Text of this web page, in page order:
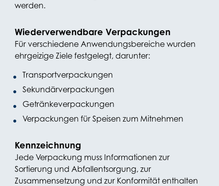
werden.
Wiederverwendbare Verpackungen
Für verschiedene Anwendungsbereiche wurden
ehrgeizige Ziele festgelegt, darunter:
Transportverpackungen
Sekundärverpackungen
Getränkeverpackungen
Verpackungen für Speisen zum Mitnehmen
Kennzeichnung
Jede Verpackung muss Informationen zur
Sortierung und Abfallentsorgung, zur
Zusammensetzung und zur Konformität enthalten